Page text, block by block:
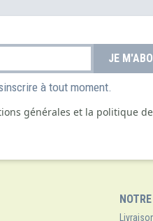
à tout moment.
générales et la politique de